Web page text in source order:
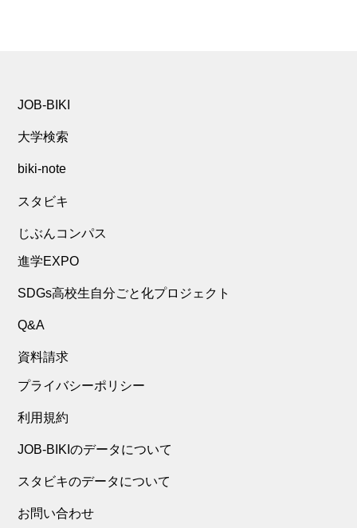
JOB-BIKI
大学検索
biki-note
スタビキ
じぶんコンパス
進学EXPO
SDGs高校生自分ごと化プロジェクト
Q&A
資料請求
プライバシーポリシー
利用規約
JOB-BIKIのデータについて
スタビキのデータについて
お問い合わせ